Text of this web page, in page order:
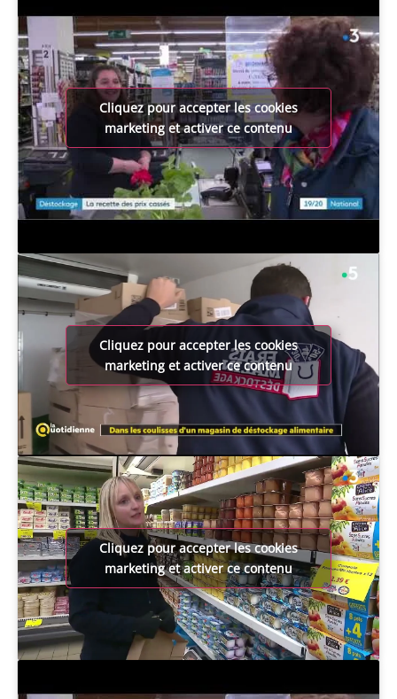
Cliquez pour accepter les cookies
marketing et activer ce contenu
Cliquez pour accepter les cookies
marketing et activer ce contenu
Cliquez pour accepter les cookies
marketing et activer ce contenu